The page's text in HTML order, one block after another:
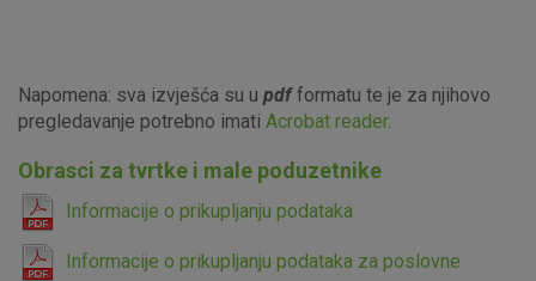
Napomena: sva izvješća su u pdfformatu te je za njihovo
pregledavanje potrebno imati Acrobat reader.
Obrasci za tvrtke i male poduzetnike
Informacije o prikupljanju podataka
Informacije o prikupljanju podataka za poslovne